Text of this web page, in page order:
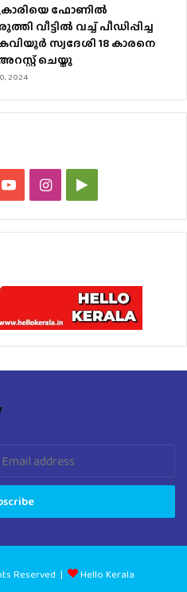
ഫോണിൽ
വീട്ടിൽ വച്ച് പീഡിപ്പിച്ച
സ്വദേശി 18 കാരനെ
ചെയ്തു
2024
YouTubeInstagramGoogle
Play
Reserved |
Hello Kerala